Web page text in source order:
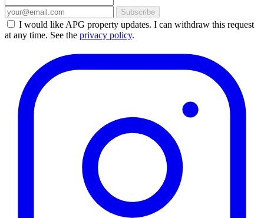
Subscribe
I would like APG property updates. I can withdraw this request
at any time. See the privacy policy.